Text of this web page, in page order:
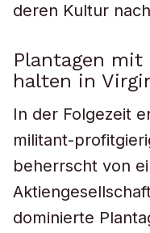
deren Kultur
Plantagen
halten in
In der Folgezeit
militant-
beherrscht von
dominierte